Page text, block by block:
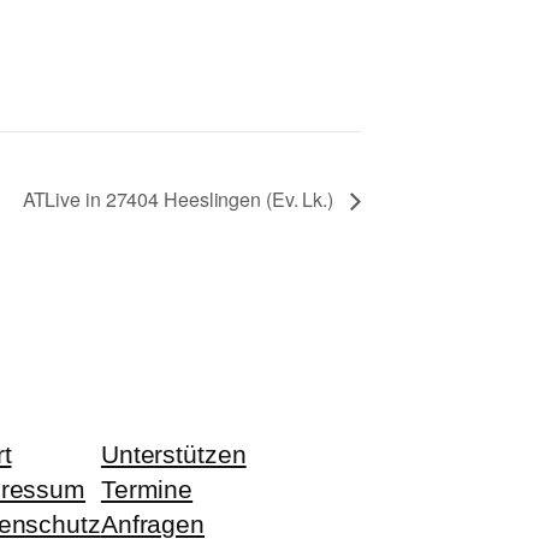
ATLive in 27404 Heeslingen (Ev. Lk.)
Unterstützen
Termine
Anfragen